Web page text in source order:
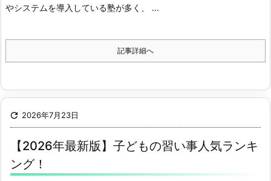
やシステムを導入している塾が多く、 ...
記事詳細へ
 2026年7月23日
【2026年最新版】子どもの習い事人気ランキ
ング！